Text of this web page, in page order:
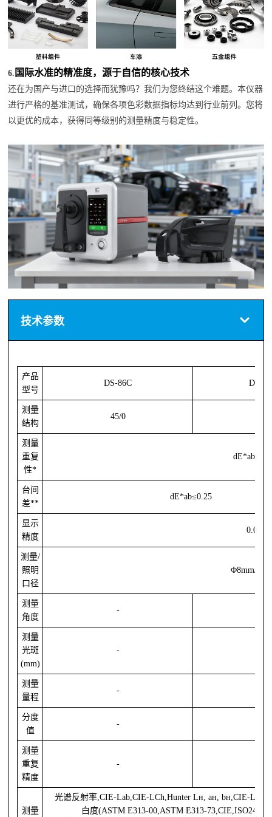
6. 国际水准的精准度，源于自信的核心技术
还在为国产与进口的选择而犹豫吗？我们为您终结这个难题。本仪器
进行严格的基准测试，确保各项色彩数据指标均达到行业前列。您将
以更优的成本，获得同等级别的测量精度与稳定性。
技术参数
产品
型号
DS-86C DS-
测量
结构
45/0
测量
重复
性*
台间
差**
dE*ab≤0.25
显示
精度
0.01
测量/
照明
口径
Φ8mm/
测量
角度
-
测量
光斑
(mm)
-
测量
量程
-
分度
值
-
测量
重复
精度
-
测量
光谱反射率,CIE-Lab,CIE-LCh, Hunter Lн, ан, bн ,CIE-
白度(ASTM E313-00,ASTM E313-73,CIE,ISO2470/